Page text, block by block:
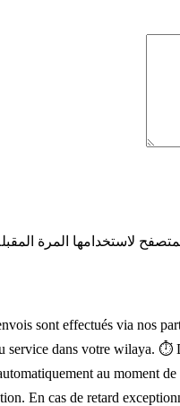
لاستخدامها المرة
sont effectués via nos
dans votre wilaya. ⏱
au moment
En cas de retard